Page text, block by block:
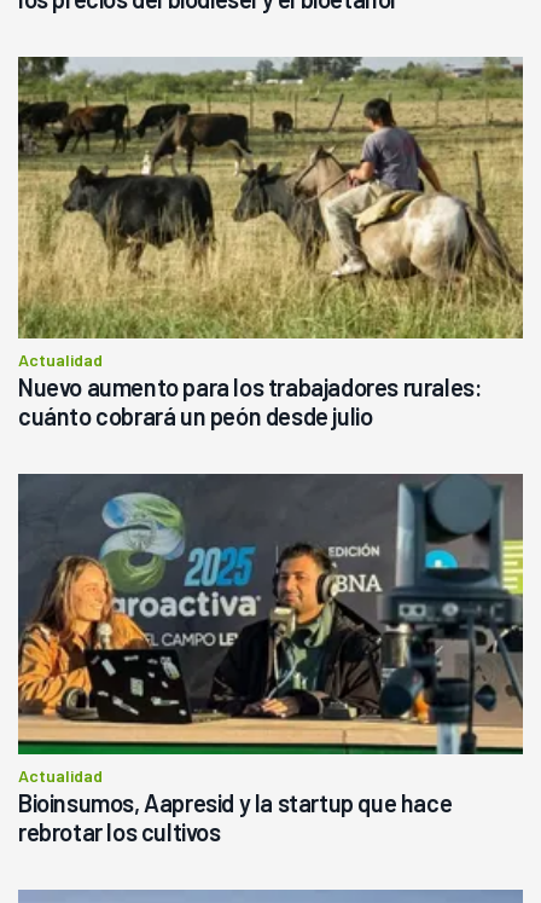
Actualidad
Nuevo aumento para los trabajadores rurales:
cuánto cobrará un peón desde julio
Actualidad
Bioinsumos, Aapresid y la startup que hace
rebrotar los cultivos